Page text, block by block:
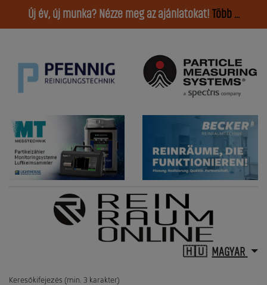
Új év, új munka? Nézze meg az ajánlatokat! Több ...
MAGYAR
Keresőkifejezés (min. 3 karakter)